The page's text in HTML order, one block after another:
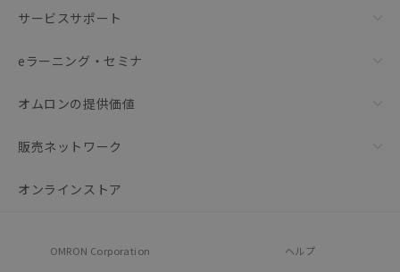
サービスサポート
eラーニング・セミナ
オムロンの提供価値
販売ネットワーク
オンラインストア
OMRON Corporation ヘルプ